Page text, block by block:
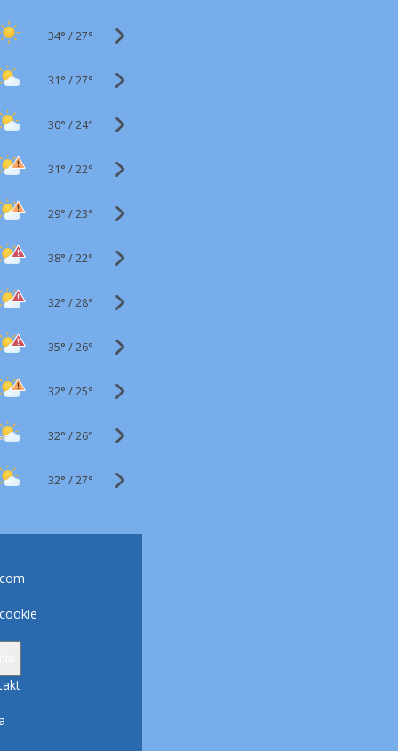
34° /27°
31° /27°
30° /24°
31° /22°
29° /23°
38° /22°
32° /28°
35° /26°
32° /25°
32° /26°
32° /27°